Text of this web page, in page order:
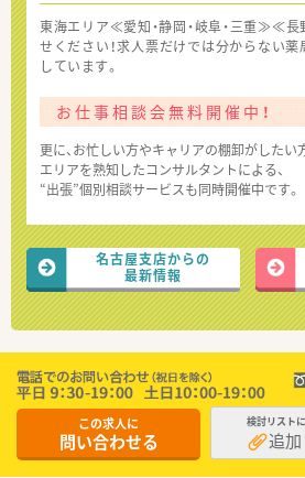
東海エリア≪愛知・静岡・岐阜・三重≫≪
せください！求人票だけでは分からない
しています。
お仕事相談会無料開催中！
更に、お忙しい方やキャリアの棚卸がしたい
エリアを熟知したコンサルタントによる、
“出張”個別相談サービスも同時開催中です。
名古屋支店からの
最新情報
この求人に
問い合わせる
検討リストに
追加